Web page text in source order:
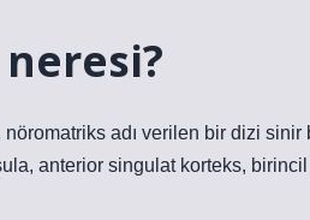
adı verilen bir dizi sinir
anterior singulat korteks,